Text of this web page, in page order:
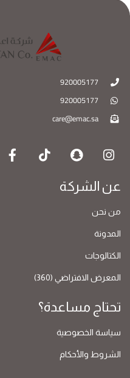
920005177
920005177
care@emac.sa
عن الشركة
من نحن
المدونة
الكتالوجات
المعرض الافتراضي (360)
تحتاج مساعدة؟
سياسة الخصوصية
الشروط والأحكام